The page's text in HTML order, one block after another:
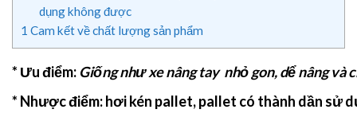
dụng không được
1 Cam kết về chất lượng sản phẩm
* Ưu điểm: Giống như xe nâng tay nhỏ gon, dể nâng và
* Nhược điểm:hơi kén pallet, pallet có thành dần sử